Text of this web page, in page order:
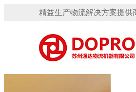
精益生产物流解决方案提供商